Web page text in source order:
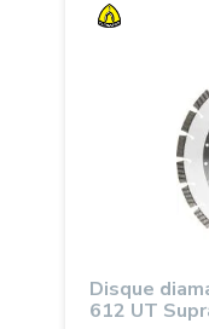
Disque
612 UT